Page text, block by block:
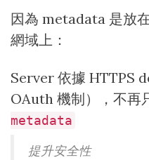
因為 metadata 是放
網域上：
Server 依據 HTTPS
OAuth 機制），不再
metadata
提升安全性